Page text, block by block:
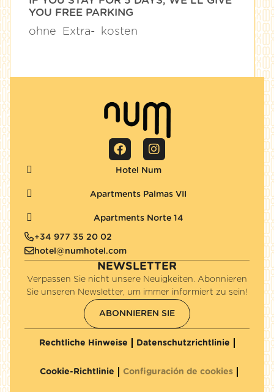
YOU FREE PARKING
ohne Extra- kosten
Hotel Num
Apartments Palmas VII
Apartments Norte 14
+34 977 35 20 02
hotel@numhotel.com
NEWSLETTER
Verpassen Sie nicht unsere Neuigkeiten. Abonnieren
Sie unseren Newsletter, um immer informiert zu sein!
ABONNIEREN SIE
Rechtliche Hinweise Datenschutzrichtlinie
Cookie-Richtlinie Configuración de cookies